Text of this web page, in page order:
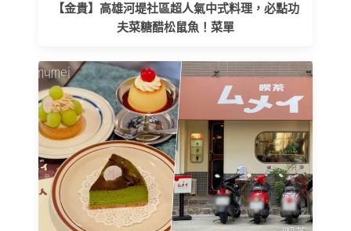
【金貴】高雄河堤社區超人氣中式料理，必點功
夫菜糖醋松鼠魚！菜單